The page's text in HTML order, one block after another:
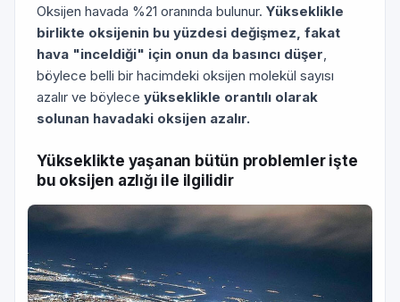
Oksijen havada %21 oranında bulunur. Yükseklikle
birlikte oksijenin bu yüzdesi değişmez, fakat
hava "inceldiği" için onun da basıncı düşer,
böylece belli bir hacimdeki oksijen molekül sayısı
azalır ve böylece yükseklikle orantılı olarak
solunan havadaki oksijen azalır.
Yükseklikte yaşanan bütün problemler işte
bu oksijen azlığı ile ilgilidir